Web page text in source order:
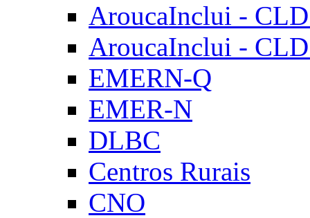
AroucaInclui -
AroucaInclui -
EMERN-Q
EMER-N
DLBC
Centros Rurais
CNO